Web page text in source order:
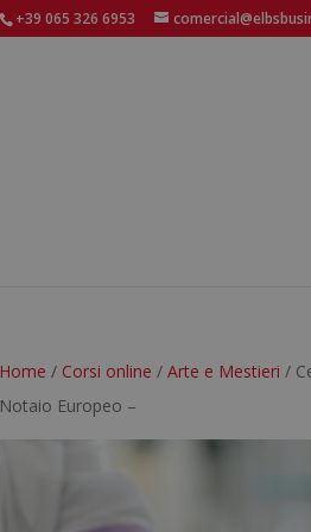
+39 065 326 6953
Home / Corsi online / Arte e Mestieri /
Notaio Europeo –